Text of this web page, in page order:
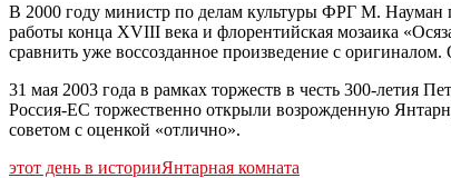
В 2000 году министр по делам культуры ФРГ М. Науман
работы конца XVIII века и флорентийская мозаика
сравнить уже воссозданное произведение с
31 мая 2003 года в рамках торжеств в честь 300-летия
Россия-ЕС торжественно открыли возрожденную
советом с оценкой «отлично».
этот день в историиЯнтарная комната